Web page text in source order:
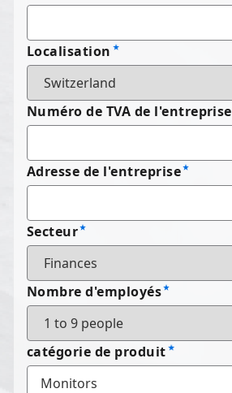
Localisation
Numéro de TVA de l'entreprise
Adresse de l'entreprise
Secteur
Nombre d'employés
catégorie de produit